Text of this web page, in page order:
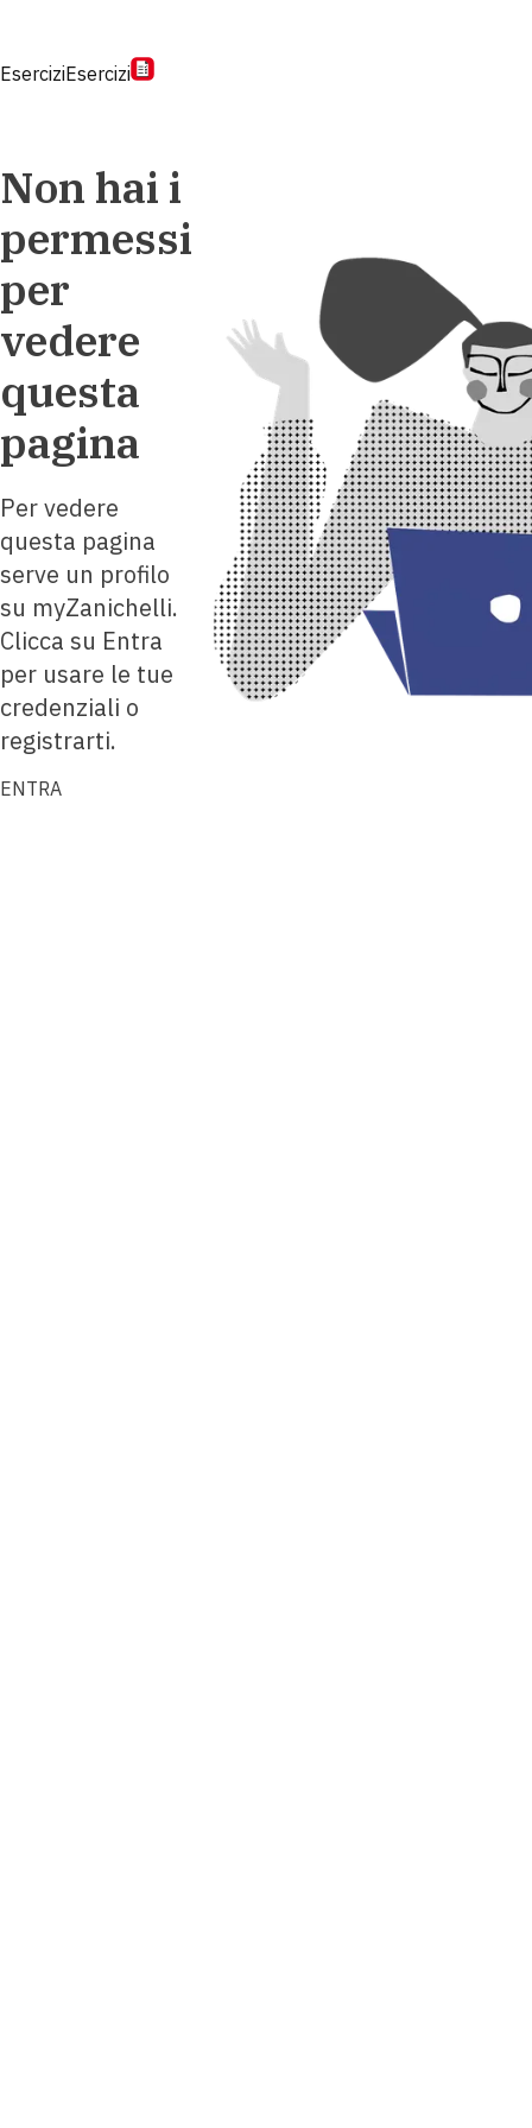
EserciziEsercizi
Non hai i
permessi
per
vedere
questa
pagina
Per vedere
questa pagina
serve un profilo
su myZanichelli.
Clicca su Entra
per usare le tue
credenziali o
registrarti.
ENTRA